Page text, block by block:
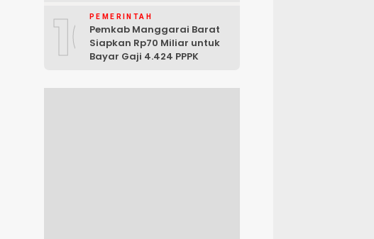
10PEMERINTAH
Pemkab Manggarai Barat
Siapkan Rp70 Miliar untuk
Bayar Gaji 4.424 PPPK